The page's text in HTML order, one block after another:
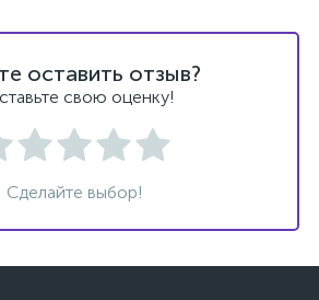
оставить отзыв?
свою оценку!
Сделайте выбор!